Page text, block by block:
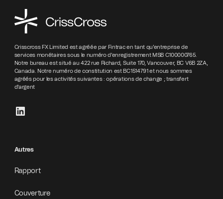
Crisscross FX Limited est agréée par Fintrac en tant qu'entreprise de
services monétaires sous le numéro d'enregistrement MSB C100000765.
Notre bureau est situé au 422 rue Richard, Suite 170, Vancouver, BC V6B 2ZA,
Canada. Notre numéro de constitution est BC1514791 et nous sommes
agréés pour les activités suivantes : opérations de change ; transfert
d'argent
Autres
Rapport
Couverture